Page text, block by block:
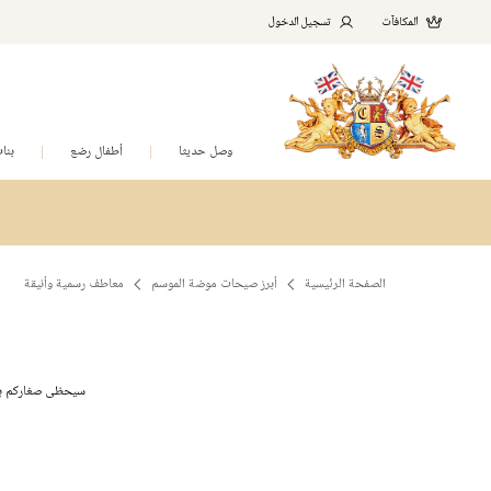
المكافآت تسجيل الدخول
وصل حديثا أطفال رضع
الصفحة الرئيسية أبرز صيحات موضة الموسم معاطف رسمية وأنيقة
سيحظى صغاركم